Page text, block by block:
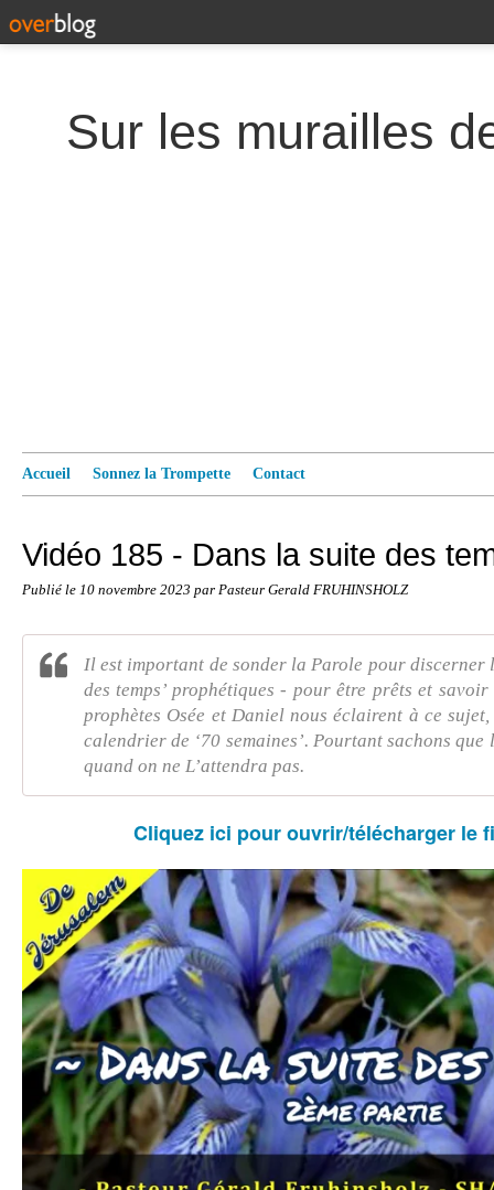
Accueil Sonnez la Trompette Contact
Vidéo 185 - Dans la suite des
Publié le 10 novembre 2023 par Pasteur Gerald FRUHINSHOLZ
Il est important de sonder la Parole pour discerner
des temps’ prophétiques - pour être prêts et savoir
prophètes Osée et Daniel nous éclairent à ce
calendrier de ‘70 semaines’. Pourtant sachons
quand on ne L’attendra pas.
Cliquez ici pour ouvrir/télécharger le